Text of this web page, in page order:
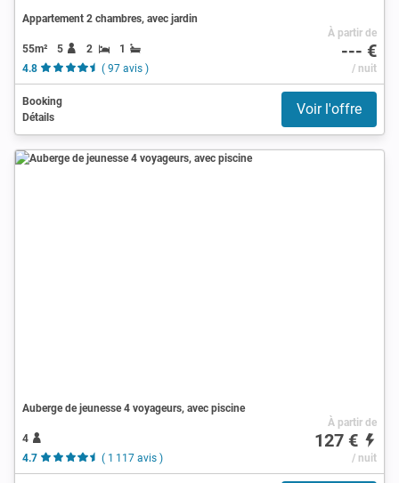
Appartement 2 chambres, avec jardin
55m² 5 2
1
4.8
( 97 avis )
À partir de
--- €
/ nuit
Booking
Détails
Voir l'offre
Auberge de jeunesse 4 voyageurs, avec piscine
4
4.7
( 1 117 avis )
À partir de
127 €
/ nuit